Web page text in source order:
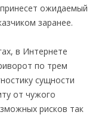
ожидаемый
заранее.
в Интернете
по трем
сущности
от чужого
рисков так